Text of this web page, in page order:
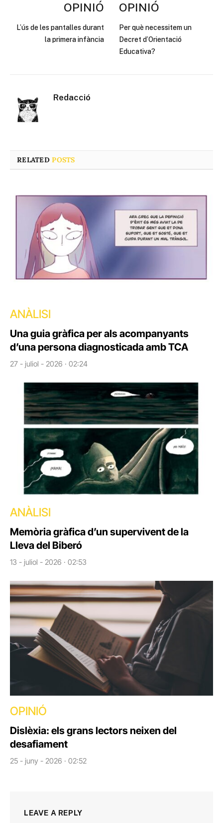
OPINIÓ
L’ús de les pantalles durant
la primera infància
OPINIÓ
Per què necessitem un
Decret d’Orientació
Educativa?
Redacció
RELATEDPOSTS
ANÀLISI
Una guia gràfica per als acompanyants
d’una persona diagnosticada amb TCA
27 - juliol - 2026 · 02:24
ANÀLISI
Memòria gràfica d’un supervivent de la
Lleva del Biberó
13 - juliol - 2026 · 02:53
OPINIÓ
Dislèxia: els grans lectors neixen del
desafiament
25 - juny - 2026 · 02:52
LEAVE A REPLY